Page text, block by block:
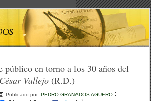
público en torno a los 30 años del
Vallejo (R.D.)
Publicado por:PEDRO GRANADOS AGUERO